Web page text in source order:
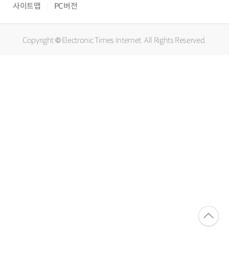
사이트맵
PC버전
Copyright © Electronic Times Internet. All Rights Reserved.